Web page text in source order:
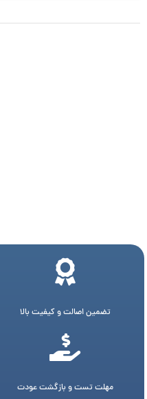
تضمین اصالت و کیفیت بالا
مهلت تست و بازگشت عودت